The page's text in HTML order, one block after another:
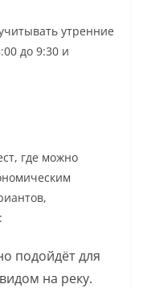
утренние
до 9:30 и
где можно
подойдёт для
на реку.